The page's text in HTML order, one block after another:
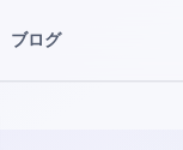
ブログ